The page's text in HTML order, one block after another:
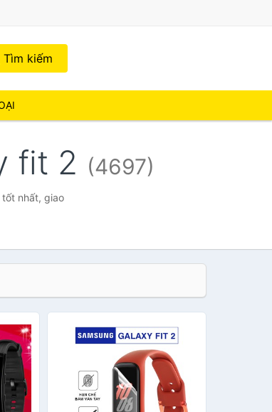
Tìm kiếm
fit 2 (4697)
nhất, giao